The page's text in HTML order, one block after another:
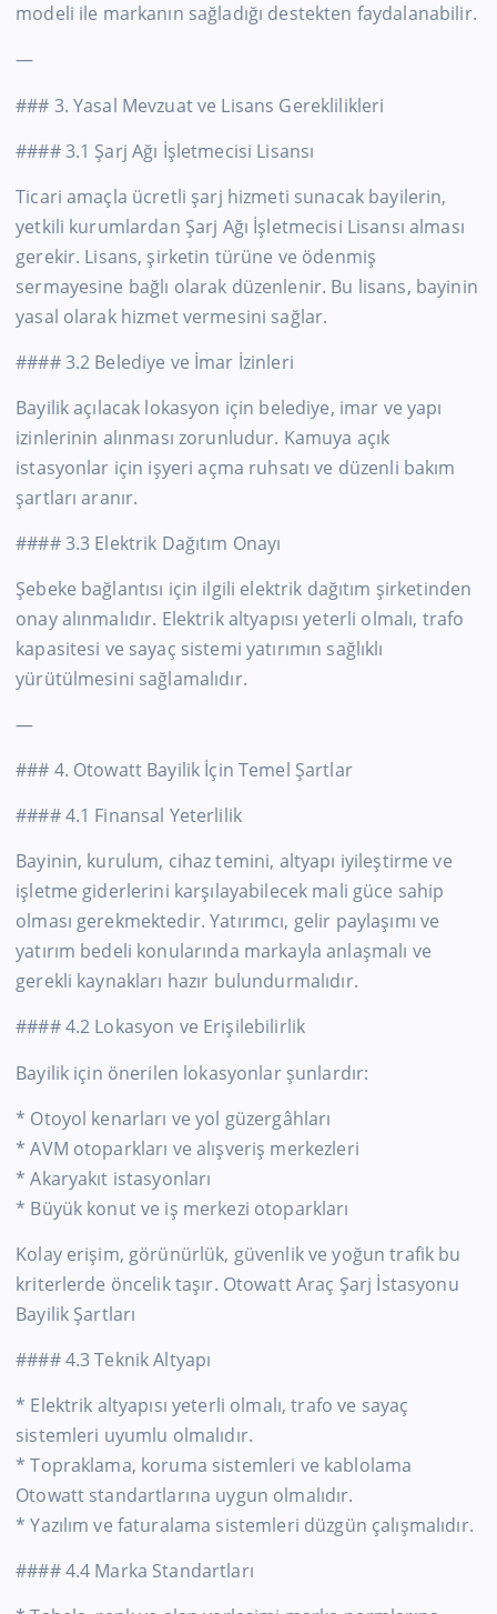
modeli ile markanın sağladığı destekten faydalanabilir.
—
### 3. Yasal Mevzuat ve Lisans Gereklilikleri
#### 3.1 Şarj Ağı İşletmecisi Lisansı
Ticari amaçla ücretli şarj hizmeti sunacak bayilerin,
yetkili kurumlardan Şarj Ağı İşletmecisi Lisansı alması
gerekir. Lisans, şirketin türüne ve ödenmiş
sermayesine bağlı olarak düzenlenir. Bu lisans, bayinin
yasal olarak hizmet vermesini sağlar.
#### 3.2 Belediye ve İmar İzinleri
Bayilik açılacak lokasyon için belediye, imar ve yapı
izinlerinin alınması zorunludur. Kamuya açık
istasyonlar için işyeri açma ruhsatı ve düzenli bakım
şartları aranır.
#### 3.3 Elektrik Dağıtım Onayı
Şebeke bağlantısı için ilgili elektrik dağıtım şirketinden
onay alınmalıdır. Elektrik altyapısı yeterli olmalı, trafo
kapasitesi ve sayaç sistemi yatırımın sağlıklı
yürütülmesini sağlamalıdır.
—
### 4. Otowatt Bayilik İçin Temel Şartlar
#### 4.1 Finansal Yeterlilik
Bayinin, kurulum, cihaz temini, altyapı iyileştirme ve
işletme giderlerini karşılayabilecek mali güce sahip
olması gerekmektedir. Yatırımcı, gelir paylaşımı ve
yatırım bedeli konularında markayla anlaşmalı ve
gerekli kaynakları hazır bulundurmalıdır.
#### 4.2 Lokasyon ve Erişilebilirlik
Bayilik için önerilen lokasyonlar şunlardır:
* Otoyol kenarları ve yol güzergâhları
* AVM otoparkları ve alışveriş merkezleri
* Akaryakıt istasyonları
* Büyük konut ve iş merkezi otoparkları
Kolay erişim, görünürlük, güvenlik ve yoğun trafik bu
kriterlerde öncelik taşır. Otowatt Araç Şarj İstasyonu
Bayilik Şartları
#### 4.3 Teknik Altyapı
* Elektrik altyapısı yeterli olmalı, trafo ve sayaç
sistemleri uyumlu olmalıdır.
* Topraklama, koruma sistemleri ve kablolama
Otowatt standartlarına uygun olmalıdır.
* Yazılım ve faturalama sistemleri düzgün çalışmalıdır.
#### 4.4 Marka Standartları